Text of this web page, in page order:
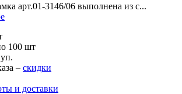
арт.01-3146/06 выполнена из с...
100 шт
– скидки
и доставки